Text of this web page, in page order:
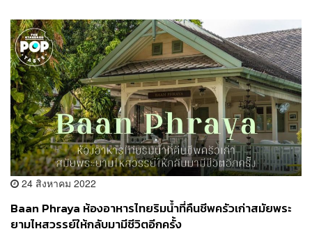
24 สิงหาคม 2022
Baan Phraya ห้องอาหารไทยริมน้ำที่คืนชีพครัวเก่าสมัยพระ
ยามไหสวรรย์ให้กลับมามีชีวิตอีกครั้ง